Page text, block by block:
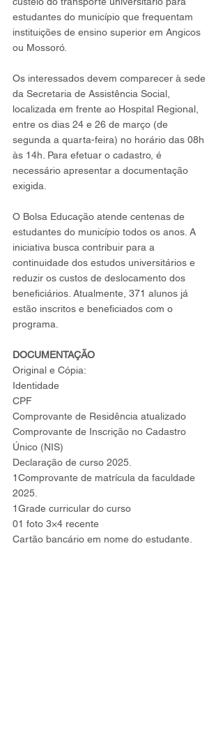
estudantes do município que frequentam
instituições de ensino superior em Angicos
ou Mossoró.
Os interessados devem comparecer à sede
da Secretaria de Assistência Social,
localizada em frente ao Hospital Regional,
entre os dias 24 e 26 de março (de
segunda a quarta-feira) no horário das 08h
às 14h. Para efetuar o cadastro, é
necessário apresentar a documentação
exigida.
O Bolsa Educação atende centenas de
estudantes do município todos os anos. A
iniciativa busca contribuir para a
continuidade dos estudos universitários e
reduzir os custos de deslocamento dos
beneficiários. Atualmente, 371 alunos já
estão inscritos e beneficiados com o
programa.
DOCUMENTAÇÃO
Original e Cópia:
Identidade
CPF
Comprovante de Residência atualizado
Comprovante de Inscrição no Cadastro
Único (NIS)
Declaração de curso 2025.
1Comprovante de matrícula da faculdade
2025.
1Grade curricular do curso
01 foto 3×4 recente
Cartão bancário em nome do estudante.